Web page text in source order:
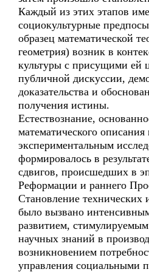
Каждый из этих этапов
социокультурные
образец математической
геометрия) возник в
культуры с присущими ей
публичной дискуссии,
доказательства и
получения истины.
Естествознание,
математического
экспериментальным
формировалось в
сдвигов, происшедших в
Реформации и раннего
Становление
было вызвано
развитием,
научных знаний в
возникновением
управления социальными